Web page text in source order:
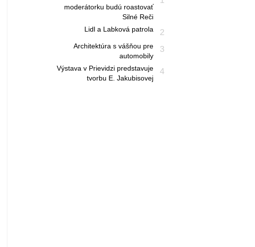
moderátorku budú roastovať
Silné Reči
2
Lidl a Labková patrola
3
Architektúra s vášňou pre
automobily
4
Výstava v Prievidzi predstavuje
tvorbu E. Jakubisovej